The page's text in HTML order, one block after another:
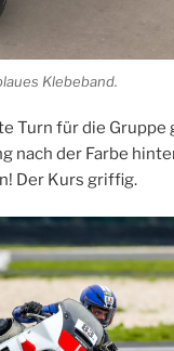
Klebeband.
Turn für die Gruppe
nach der Farbe
Der Kurs griffig.